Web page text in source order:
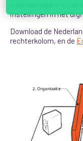
instellingen in het
Download de
rechterkolom, en de